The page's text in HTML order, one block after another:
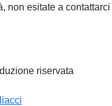
non esitate a
riservata